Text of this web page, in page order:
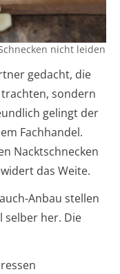
nicht leiden
gedacht, die
sondern
gelingt der
Fachhandel.
Nacktschnecken
das Weite.
Anbau stellen
selber her. Die